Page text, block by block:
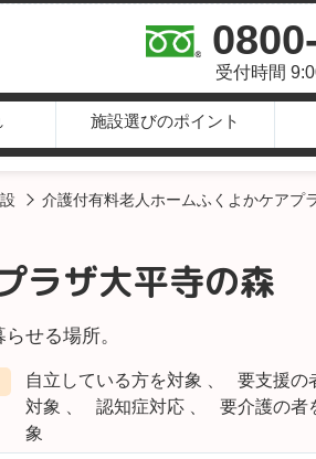
受付時間
施設選びのポイント
介護付有料老人ホームふくよかケアプ
ラザ大平寺の森
せる場所。
自立している方を対象
要支援の
対象
認知症対応
要介護の者
象